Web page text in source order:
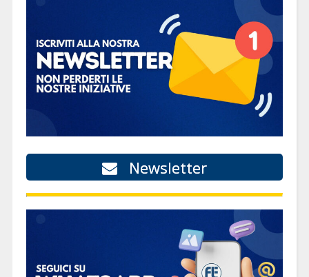
Newsletter